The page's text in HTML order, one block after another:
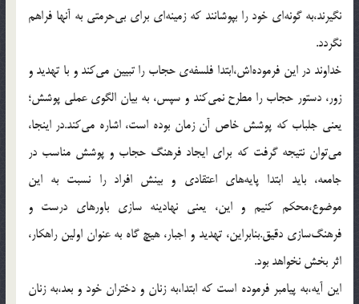
نگيرند،به گونه‌اي خود را بپوشانند كه زمينه‌اي براي بي‌حرمتي به آنها فراهم
نگردد.
خداوند در اين فرموده‌اش،ابتدا فلسفه‌ي حجاب را تبيين مي‌كند و با تهديد و
زور، دستور حجاب را مطرح نمي‌كند و سپس، به بيان الگوي عملي پوشش؛
يعني جلباب كه پوشش خاص آن زمان بوده است، اشاره مي‌كند.در اينجا،
مي‌توان نتيجه گرفت كه براي ايجاد فرهنگ حجاب و پوشش مناسب در
جامعه، بايد ابتدا پايه‌هاي اعتقادي و بينش افراد را نسبت به اين
موضوع،محكم كنيم و اين، يعني نهادينه سازي باورهاي درست و
فرهنگ‌سازي دقيق.بنابراين، تهديد و اجبار، هيچ گاه به عنوان اولين راهكار،
اثر بخش نخواهد بود.
اين آيه،به پيامبر فرموده است كه ابتدا،به زنان و دختران خود و بعد،به زنان